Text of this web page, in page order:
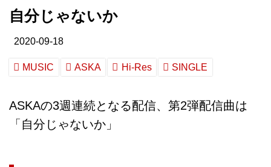
自分じゃないか
2020-09-18
MUSIC ASKA Hi-Res SINGLE
ASKAの3週連続となる配信、第2弾配信曲は
「自分じゃないか」